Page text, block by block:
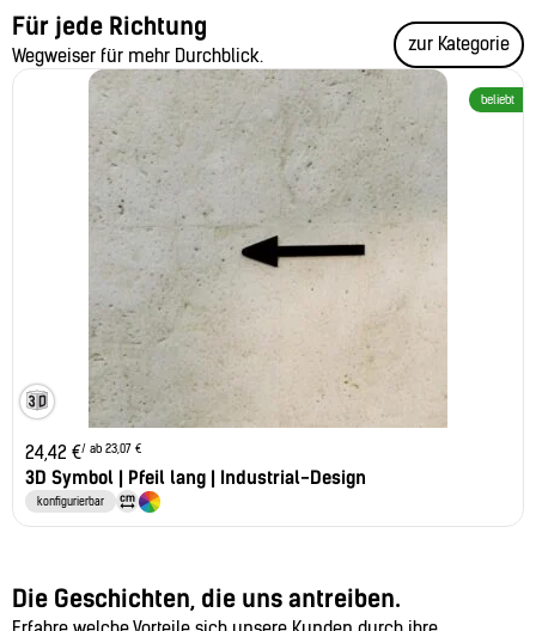
Für jede Richtung
Wegweiser für mehr Durchblick.
zur Kategorie
beliebt
24,42 €/ ab 23,07 €
3D Symbol | Pfeil lang | Industrial-Design
konfigurierbar
Die Geschichten, die uns antreiben.